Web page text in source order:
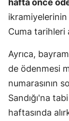
Cuma tarihleri
Ayrıca,
de ödenmesi
numarasının
Sandığı'na
haftasında